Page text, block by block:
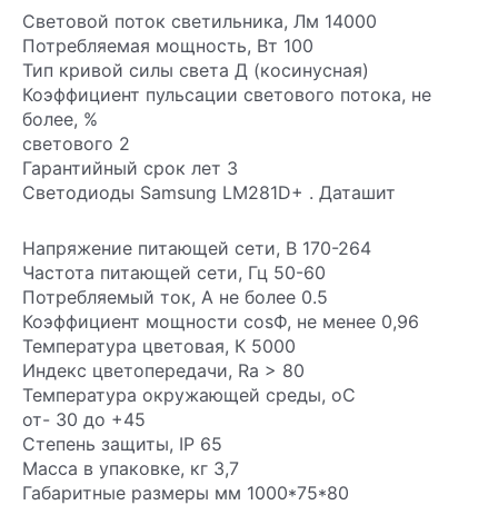
Световой поток светильника, Лм 14000
Потребляемая мощность, Вт 100
Тип кривой силы света Д (косинусная)
Коэффициент пульсации светового потока, не
более, %
светового 2
Гарантийный срок лет 3
Светодиоды Samsung LM281D+ . Даташит
Напряжение питающей сети, В 170-264
Частота питающей сети, Гц 50-60
Потребляемый ток, А не более 0.5
Коэффициент мощности cosФ, не менее 0,96
Температура цветовая, К 5000
Индекс цветопередачи, Ra > 80
Температура окружающей среды, оС
от- 30 до +45
Степень защиты, IP 65
Масса в упаковке, кг 3,7
Габаритные размеры мм 1000*75*80